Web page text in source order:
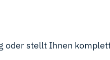
stellt Ihnen